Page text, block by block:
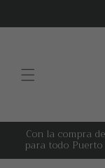
Con la compra
para todo